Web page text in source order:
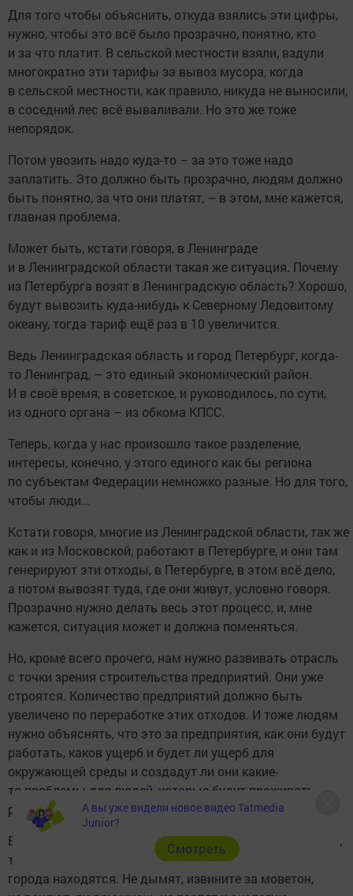
Для того чтобы объяснить, откуда взялись эти цифры,
нужно, чтобы это всё было прозрачно, понятно, кто
и за что платит. В сельской местности взяли, вздули
многократно эти тарифы за вывоз мусора, когда
в сельской местности, как правило, никуда не выносили,
в соседний лес всё вываливали. Но это же тоже
непорядок.
Потом увозить надо куда-то – за это тоже надо
заплатить. Это должно быть прозрачно, людям должно
быть понятно, за что они платят, – в этом, мне кажется,
главная проблема.
Может быть, кстати говоря, в Ленинграде
и в Ленинградской области такая же ситуация. Почему
из Петербурга возят в Ленинградскую область? Хорошо,
будут вывозить куда-нибудь к Северному Ледовитому
океану, тогда тариф ещё раз в 10 увеличится.
Ведь Ленинградская область и город Петербург, когда-
то Ленинград, – это единый экономический район.
И в своё время, в советское, и руководилось, по сути,
из одного органа – из обкома КПСС.
Теперь, когда у нас произошло такое разделение,
интересы, конечно, у этого единого как бы региона
по субъектам Федерации немножко разные. Но для того,
чтобы люди…
Кстати говоря, многие из Ленинградской области, так же
как и из Московской, работают в Петербурге, и они там
генерируют эти отходы, в Петербурге, в этом всё дело,
а потом вывозят туда, где они живут, условно говоря.
Прозрачно нужно делать весь этот процесс, и, мне
кажется, ситуация может и должна поменяться.
Но, кроме всего прочего, нам нужно развивать отрасль
с точки зрения строительства предприятий. Они уже
строятся. Количество предприятий должно быть
увеличено по переработке этих отходов. И тоже людям
нужно объяснять, что это за предприятия, как они будут
работать, каков ущерб и будет ли ущерб для
окружающей среды и создадут ли они какие-
то проблемы для людей, которые будут проживать
рядом с этими предприятиями.
Ведь в крупных мировых мегаполисах, скажем, в Токио,
там перерабатывающие предприятия прямо в черте
города находятся. Не дымят, извините за моветон,
А вы уже видели новое видео Tatmedia
Junior?
Cмотреть